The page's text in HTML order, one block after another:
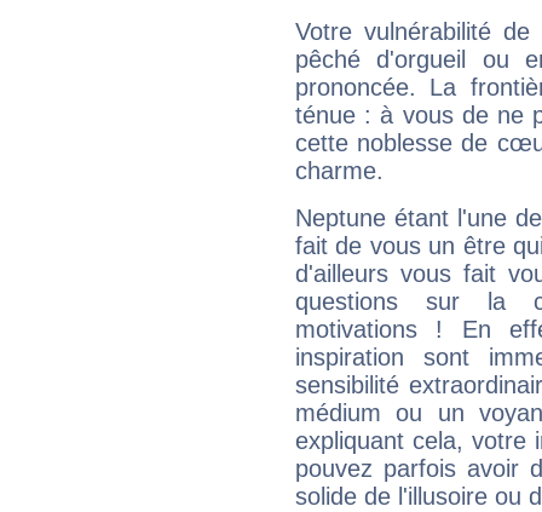
Votre vulnérabilité
pêché d'orgueil ou
prononcée. La
ténue : à vous de ne
cette noblesse de
charme.
Neptune étant l'une
fait de vous un être
d'ailleurs vous fait
questions sur la
motivations ! En
inspiration sont
sensibilité
médium ou un
expliquant cela, votre
pouvez parfois avoir
solide de l'illusoire ou